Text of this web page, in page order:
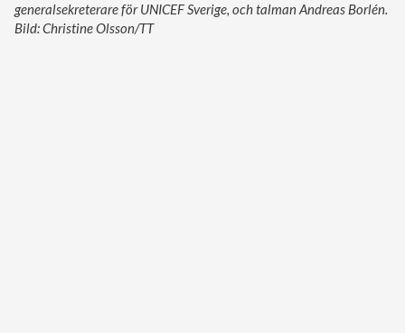
generalsekreterare för UNICEF Sverige, och talman Andreas Borlén.
Bild: Christine Olsson/TT